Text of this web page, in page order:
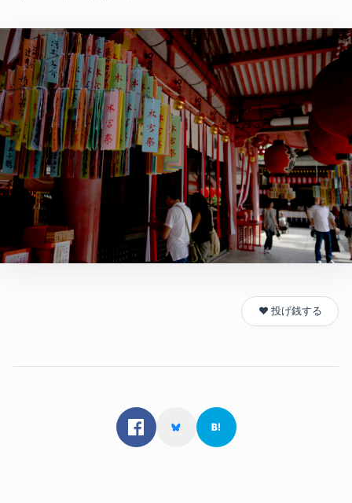
❤️ 投げ銭する